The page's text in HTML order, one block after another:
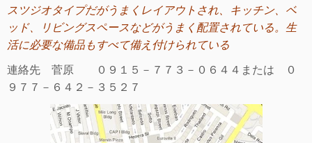
スツジオタイプだがうまくレイアウトされ、キッチン、ベ
ッド、リビングスペースなどがうまく配置されている。生
活に必要な備品もすべて備え付けられている
連絡先 菅原 ０９１５－７７３－０６４４または ０
９７７－６４２－３５２７